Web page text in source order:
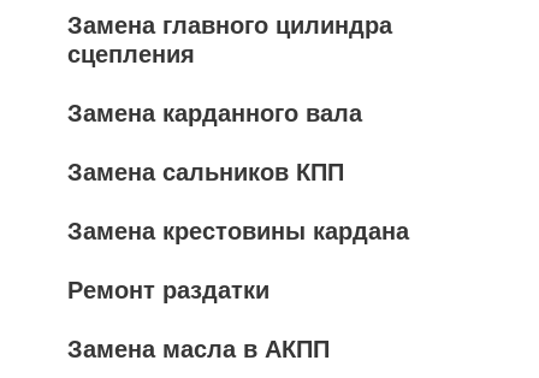
Замена главного цилиндра
сцепления
Замена карданного вала
Замена сальников КПП
Замена крестовины кардана
Ремонт раздатки
Замена масла в АКПП